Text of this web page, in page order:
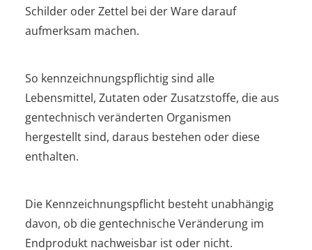
Schilder oder Zettel bei der Ware darauf
aufmerksam machen.
So kennzeichnungspflichtig sind alle
Lebensmittel, Zutaten oder Zusatzstoffe, die aus
gentechnisch veränderten Organismen
hergestellt sind, daraus bestehen oder diese
enthalten.
Die Kennzeichnungspflicht besteht unabhängig
davon, ob die gentechnische Veränderung im
Endprodukt nachweisbar ist oder nicht.